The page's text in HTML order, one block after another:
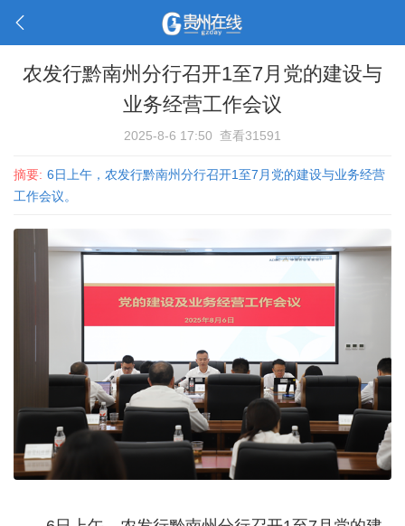
农发行黔南州分行召开1至7月党的建设与
业务经营工作会议
2025-8-6 17:50 查看31591
摘要: 6日上午，农发行黔南州分行召开1至7月党的建设与业务经营
工作会议。